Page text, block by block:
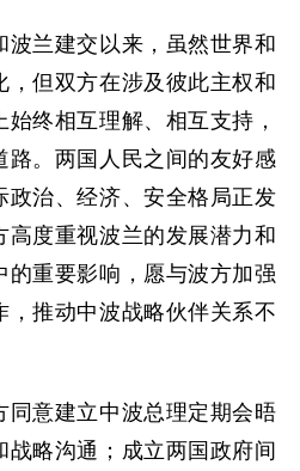
兰建交以来，虽然世界和
但双方在涉及彼此主权和
终相互理解、相互支持，
路。两国人民之间的友好感
政治、经济、安全格局正发
度重视波兰的发展潜力和
的重要影响，愿与波方加强
，推动中波战略伙伴关系不
意建立中波总理定期会晤
略沟通；成立两国政府间